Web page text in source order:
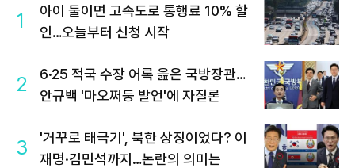
1
아이 둘이면 고속도로 통행료 10% 할
인…오늘부터 신청 시작
2
6·25 적국 수장 어록 읊은 국방장관…
안규백 '마오쩌둥 발언'에 자질론
3
'거꾸로 태극기', 북한 상징이었다? 이
재명·김민석까지…논란의 의미는